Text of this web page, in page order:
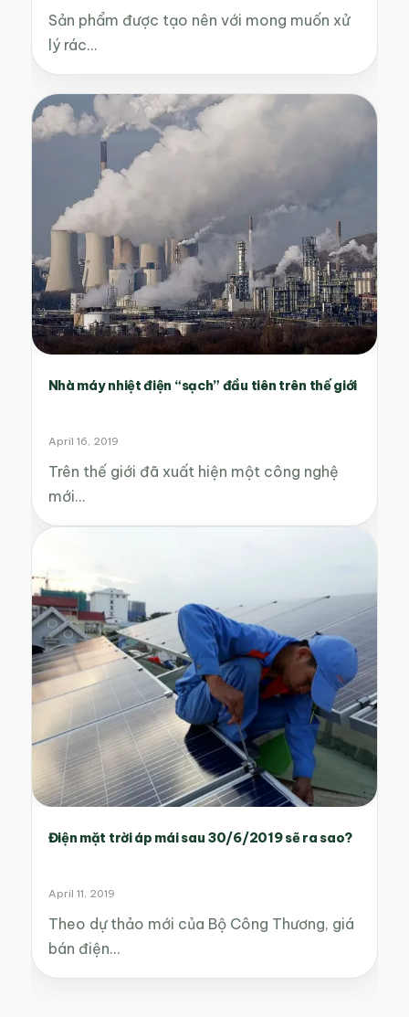
Sản phẩm được tạo nên với mong muốn xử
lý rác…
Nhà máy nhiệt điện “sạch” đầu tiên trên thế giới
April 16, 2019
Trên thế giới đã xuất hiện một công nghệ
mới…
Điện mặt trời áp mái sau 30/6/2019 sẽ ra sao?
April 11, 2019
Theo dự thảo mới của Bộ Công Thương, giá
bán điện…